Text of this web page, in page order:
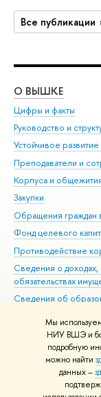
Мы
НИУ ВШЭ и
подробную
можно найти
данных –
Все публикации
О ВЫШКЕ
Цифры и факты
Руководство и
Устойчивое
Преподаватели и
Корпуса и
Закупки
Обращения
Фонд целевого
Противодействие
Сведения о
обязательствах
Сведения об
Людям с
Единая платежная
Работа в Вышке